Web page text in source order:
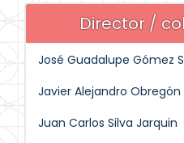
Director /
José Guadalupe Gómez
Javier Alejandro Obregón
Juan Carlos Silva Jarquin